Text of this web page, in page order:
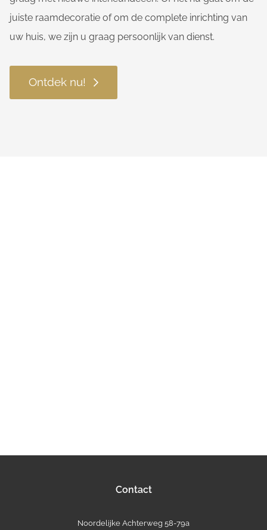
juiste raamdecoratie of om de complete inrichting van
uw huis, we zijn u graag persoonlijk van dienst.
Ontdek nu!
Contact
Noordelijke Achterweg 58-79a